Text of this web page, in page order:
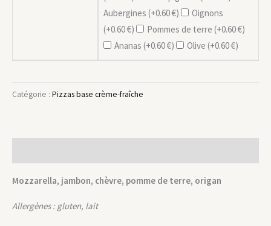
Aubergines (+0.60€)
Oignons
(+0.60€) Pommes de terre (+0.60€)
Ananas (+0.60€) Olive (+0.60€)
Catégorie : Pizzas base crème-fraîche
Mozzarella, jambon, chèvre, pomme de terre, origan
Allergènes : gluten, lait